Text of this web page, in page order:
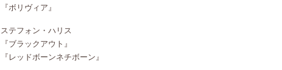
『ボリヴィア』
ステフォン・ハリス
『ブラックアウト』
『レッドボーンネチボーン』